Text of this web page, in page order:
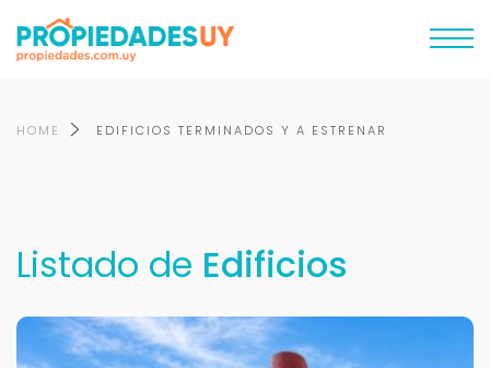
HOME EDIFICIOS TERMINADOS Y A ESTRENAR
Listado de Edificios